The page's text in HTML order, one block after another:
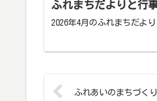
ふれまちだよりと行
2026年4月のふれまちだよ
ふれあいのまちづく